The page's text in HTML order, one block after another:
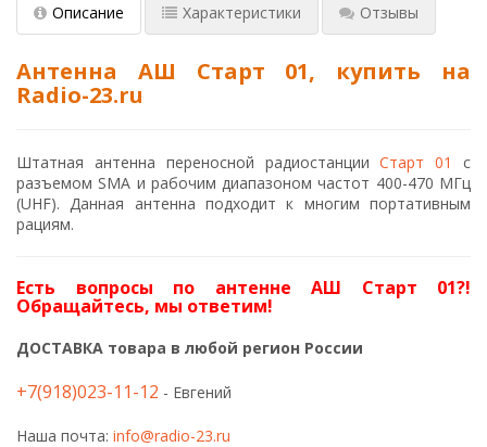
Описание Характеристики Отзывы
Антенна АШ Старт 01, купить на
Radio-23.ru
Штатная антенна переносной радиостанцииСтарт 01
с
разъемом SMA и рабочим диапазоном частот 400-470 МГц
(UHF). Данная антенна подходит к многим портативным
рациям.
Есть вопросы по антенне АШ Старт 01?!
Обращайтесь, мы ответим!
ДОСТАВКА товара в любой регион России
+7(918)023-11-12 - Евгений
Наша почта: info@radio-23.ru